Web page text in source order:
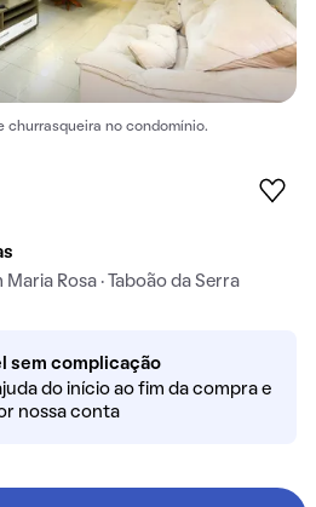
churrasqueira no condomínio.
Rosa · Taboão da Serra
sem complicação
do início ao fim da compra e
nossa conta